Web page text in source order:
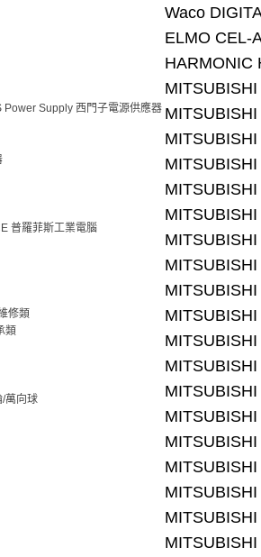
Waco
ELMO CEL-
HARMONIC
Power Supply 西門子電源供應器
普羅菲斯工業電腦
修類
類
/萬向球